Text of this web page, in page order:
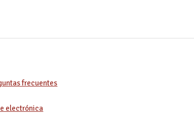
frecuentes
electrónica